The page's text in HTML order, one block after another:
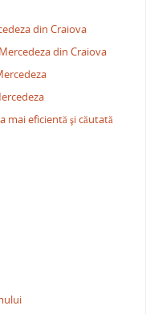
din Craiova
din Craiova
mai eficientă şi căutată